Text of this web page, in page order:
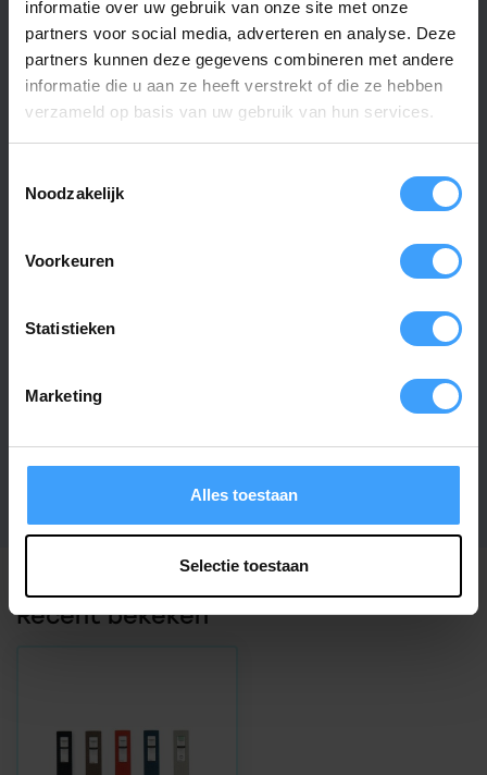
informatie over uw gebruik van onze site met onze
partners voor social media, adverteren en analyse. Deze
partners kunnen deze gegevens combineren met andere
informatie die u aan ze heeft verstrekt of die ze hebben
verzameld op basis van uw gebruik van hun services.
Noodzakelijk
Voorkeuren
Statistieken
Marketing
Alles toestaan
Selectie toestaan
Specificaties
Artikelnummer 1642
SKU
Afmetingen
Recent bekeken